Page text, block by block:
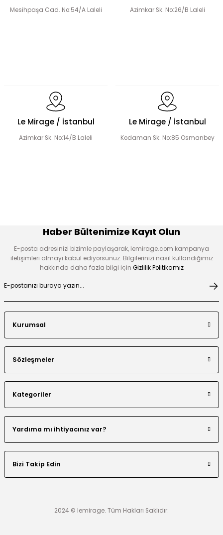
Desen Boncuk Nakışlı Elbise
Mesihpaşa Cad. No:54/A Laleli Azimkar Sk. No:26/B Laleli
Le Mirage / İstanbul
Azimkar Sk. No:14/B Laleli
Le Mirage / İstanbul
Kodaman Sk. No:85 Osmanbey
Haber Bültenimize Kayıt Olun
E-posta adresinizi bizimle paylaşarak, lemirage.com kampanya
iletişimleri almayı kabul ediyorsunuz. Bilgilerinizi nasıl kullandığımız
hakkında daha fazla bilgi için Gizlilik Politikamız
Kurumsal
Sözleşmeler
Kategoriler
Yardıma mı ihtiyacınız var?
Bizi Takip Edin
2024 © lemirage. Tüm Hakları Saklıdır.